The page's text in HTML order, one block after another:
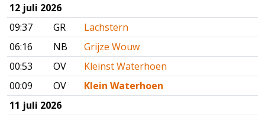
12 juli 2026
09:37
GR
Lachstern
06:16
NB
Grijze Wouw
00:53
OV
Kleinst Waterhoen
00:09
OV
Klein Waterhoen
11 juli 2026